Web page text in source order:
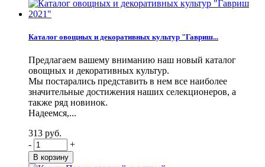
Каталог овощных и декоративных культур "Гавриш...
Предлагаем вашему вниманию наш новый каталог
овощных и декоративных культур.
Мы постарались представить в нем все наиболее
значительные достижения наших селекционеров, а
также ряд новинок.
Надеемся,...
313 руб.
-
+